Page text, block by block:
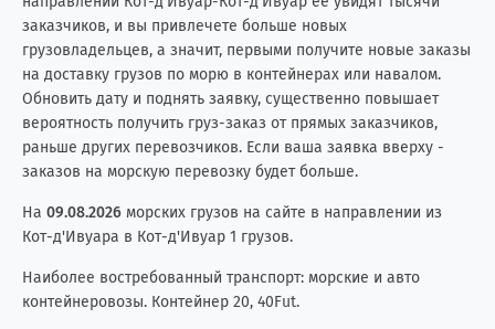
заказчиков, и вы привлечете больше новых
грузовладельцев, а значит, первыми получите новые заказы
на доставку грузов по морю в контейнерах или навалом.
Обновить дату и поднять заявку, существенно повышает
вероятность получить груз-заказ от прямых заказчиков,
раньше других перевозчиков. Если ваша заявка вверху -
заказов на морскую перевозку будет больше.
На 09.08.2026 морских грузов на сайте в направлении из
Кот-д'Ивуара в Кот-д'Ивуар 1 грузов.
Наиболее востребованный транспорт: морские и авто
контейнеровозы. Контейнер 20, 40Fut.